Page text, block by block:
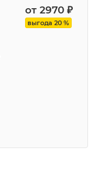
от 2970 ₽
выгода 20 %